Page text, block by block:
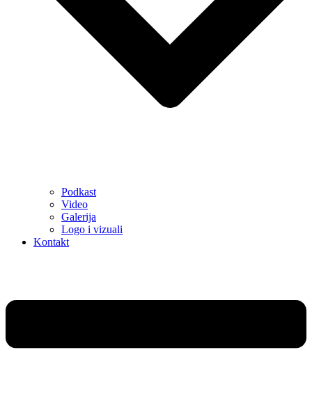
Podkast
Video
Galerija
Logo i vizuali
Kontakt